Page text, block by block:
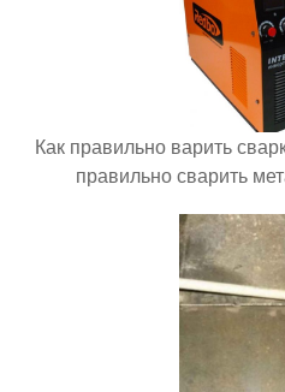
Как правильно варить
правильно сварить